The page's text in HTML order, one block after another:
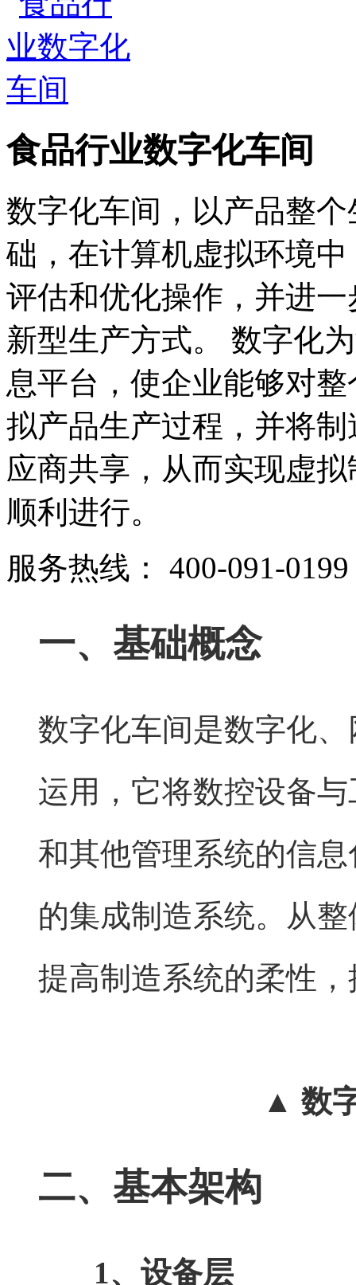
食品行业数字化车间
数字化车间，以产品整
础，在计算机虚拟环境
评估和优化操作，并进
新型生产方式。 数字化
息平台，使企业能够对
拟产品生产过程，并将
应商共享，从而实现虚
顺利进行。​
服务热线：
400-091-0199
一、基础概念
数字化车间是数字化
运用，它将数控设备
和其他管理系统的信
的集成制造系统。从
提高制造系统的柔性
▲ 数
二、基本架构
1、设备层